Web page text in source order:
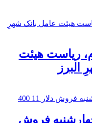
ریاست هیئت
البرز
فروش